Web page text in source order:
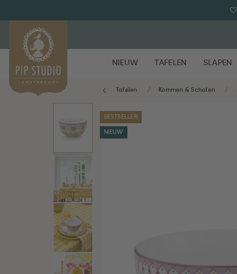
NIEUW TAFELEN SLAPEN
Tafelen Kommen & Schalen
BESTSELLER
NIEUW